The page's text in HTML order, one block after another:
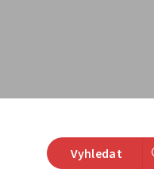
Vyhledat